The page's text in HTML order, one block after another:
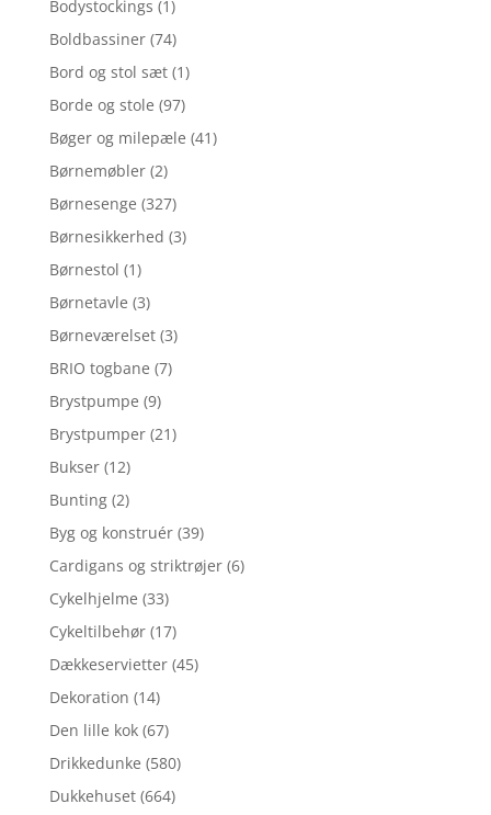
Bodystockings (1)
Boldbassiner (74)
Bord og stol sæt (1)
Borde og stole (97)
Bøger og milepæle (41)
Børnemøbler (2)
Børnesenge (327)
Børnesikkerhed (3)
Børnestol (1)
Børnetavle (3)
Børneværelset (3)
BRIO togbane (7)
Brystpumpe (9)
Brystpumper (21)
Bukser (12)
Bunting (2)
Byg og konstruér (39)
Cardigans og striktrøjer (6)
Cykelhjelme (33)
Cykeltilbehør (17)
Dækkeservietter (45)
Dekoration (14)
Den lille kok (67)
Drikkedunke (580)
Dukkehuset (664)